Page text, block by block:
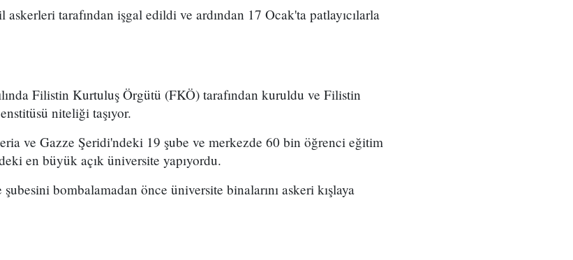
tarafından işgal edildi ve ardından 17 Ocak'ta patlayıcılarla
Filistin Kurtuluş Örgütü (FKÖ) tarafından kuruldu ve Filistin
niteliği taşıyor.
ve Gazze Şeridi'ndeki 19 şube ve merkezde 60 bin öğrenci eğitim
en büyük açık üniversite yapıyordu.
bombalamadan önce üniversite binalarını askeri kışlaya